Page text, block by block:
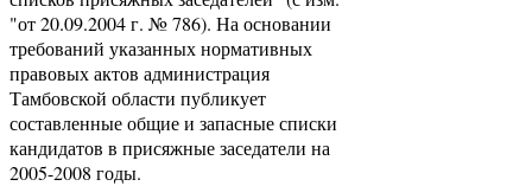
"от 20.09.2004 г. № 786). На основании
требований указанных нормативных
правовых актов администрация
Тамбовской области публикует
составленные общие и запасные списки
кандидатов в присяжные заседатели на
2005-2008 годы.